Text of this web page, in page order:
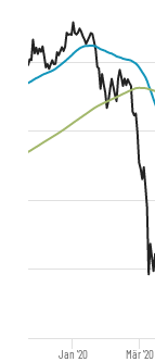
Jan '20 Mär '20